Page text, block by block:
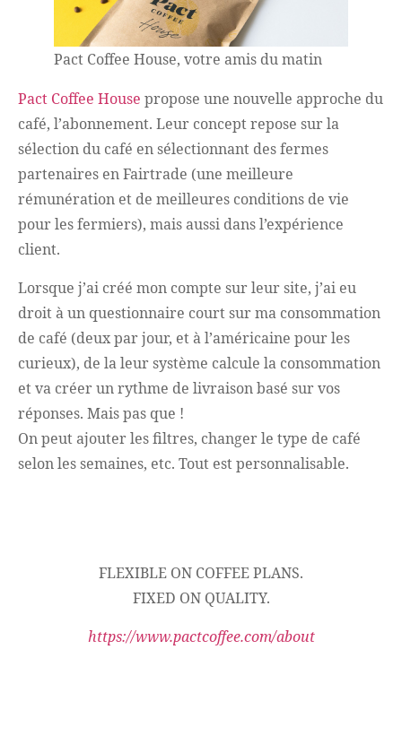
Pact Coffee House, votre amis du matin
Pact Coffee House propose une nouvelle approche du
café, l’abonnement. Leur concept repose sur la
sélection du café en sélectionnant des fermes
partenaires en Fairtrade (une meilleure
rémunération et de meilleures conditions de vie
pour les fermiers), mais aussi dans l’expérience
client.
Lorsque j’ai créé mon compte sur leur site, j’ai eu
droit à un questionnaire court sur ma consommation
de café (deux par jour, et à l’américaine pour les
curieux), de la leur système calcule la consommation
et va créer un rythme de livraison basé sur vos
réponses. Mais pas que !
On peut ajouter les filtres, changer le type de café
selon les semaines, etc. Tout est personnalisable.
FLEXIBLE ON COFFEE PLANS.
FIXED ON QUALITY.
https://www.pactcoffee.com/about